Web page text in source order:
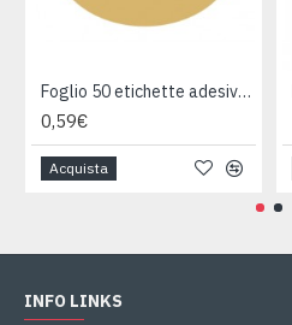
Foglio 50 etichette adesive ovali ORO mm 36x27
0,59€
Acquista
INFO LINKS